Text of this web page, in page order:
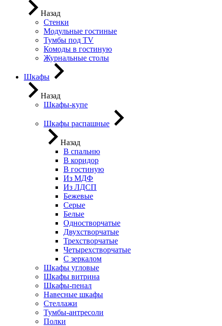
Назад
Стенки
Модульные гостиные
Тумбы под ТV
Комоды в гостиную
Журнальные столы
Шкафы
Назад
Шкафы-купе
Шкафы распашные
Назад
В спальню
В коридор
В гостиную
Из МДФ
Из ЛДСП
Бежевые
Серые
Белые
Одностворчатые
Двухстворчатые
Трехстворчатые
Четырехстворчатые
С зеркалом
Шкафы угловые
Шкафы витрина
Шкафы-пенал
Навесные шкафы
Стеллажи
Тумбы-антресоли
Полки